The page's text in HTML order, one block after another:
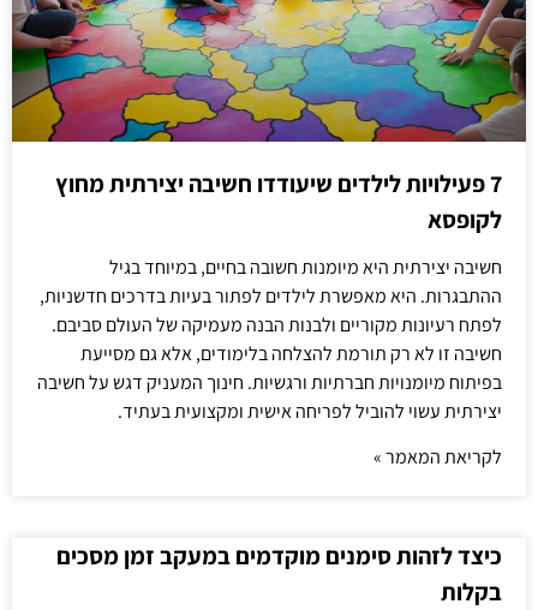
7 פעילויות לילדים שיעודדו חשיבה יצירתית מחוץ
לקופסא
חשיבה יצירתית היא מיומנות חשובה בחיים, במיוחד בגיל
ההתבגרות. היא מאפשרת לילדים לפתור בעיות בדרכים חדשניות,
לפתח רעיונות מקוריים ולבנות הבנה מעמיקה של העולם סביבם.
חשיבה זו לא רק תורמת להצלחה בלימודים, אלא גם מסייעת
בפיתוח מיומנויות חברתיות ורגשיות. חינוך המעניק דגש על חשיבה
יצירתית עשוי להוביל לפריחה אישית ומקצועית בעתיד.
לקריאת המאמר »
כיצד לזהות סימנים מוקדמים במעקב זמן מסכים
בקלות